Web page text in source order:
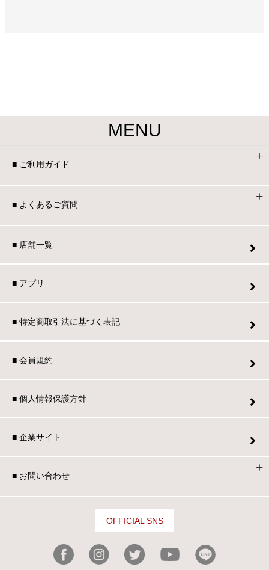
MENU
■ ご利用ガイド
■ よくあるご質問
■ 店舗一覧
■ アプリ
■ 特定商取引法に基づく表記
■ 会員規約
■ 個人情報保護方針
■ 企業サイト
■ お問い合わせ
OFFICIAL SNS